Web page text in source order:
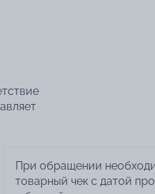
При обращении
товарный чек с датой